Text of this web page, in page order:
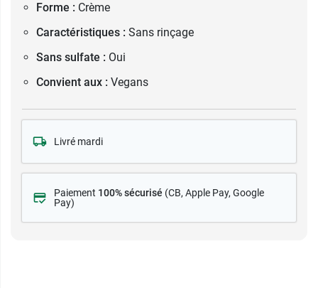
Forme : Crème
Caractéristiques : Sans rinçage
Sans sulfate : Oui
Convient aux : Vegans
Livré mardi
Paiement 100% sécurisé (CB, Apple Pay, Google
Pay)